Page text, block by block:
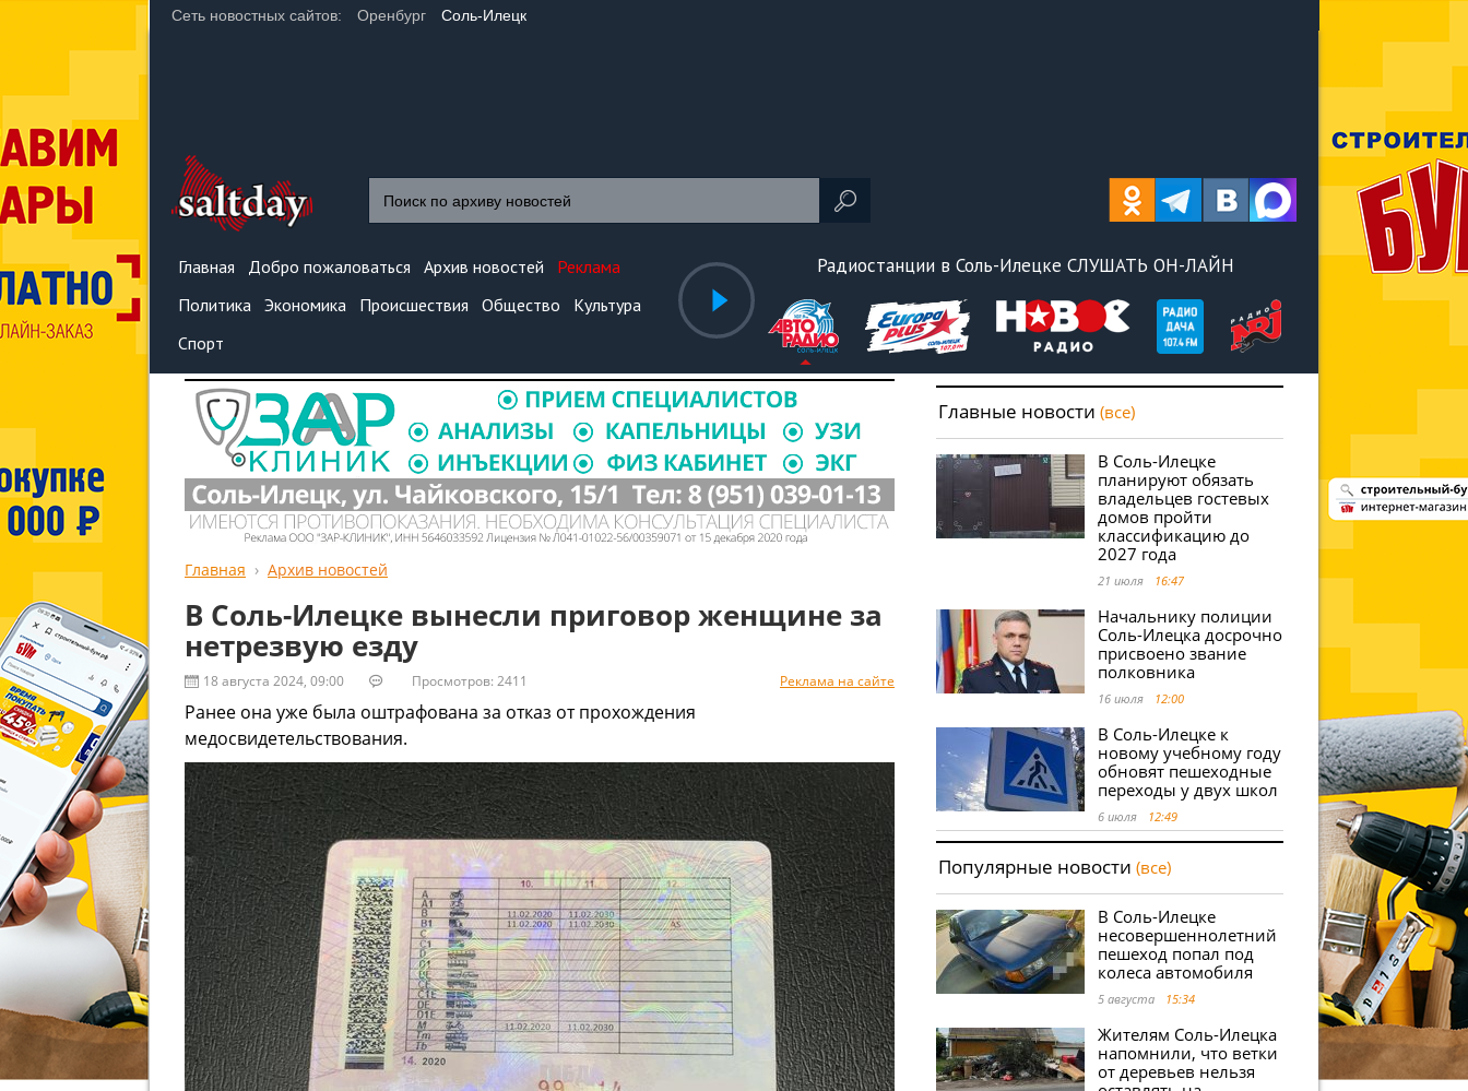
Сеть новостных сайтов: Оренбург Соль-Илецк
Главная Добро пожаловаться Архив новостей
Реклама
Политика Экономика Происшествия Общество
Культура
Спорт
Радиостанции в Соль-Илецке СЛУШАТЬ ОН-ЛАЙН
Главная Архив новостей
В Соль-Илецке вынесли приговор женщине за
нетрезвую езду
18 августа 2024, 09:00 Просмотров: 2411 Реклама на сайте
Ранее она уже была оштрафована за отказ от прохождения
медосвидетельствования.
Главные новости (все)
В Соль-Илецке
планируют обязать
владельцев гостевых
домов пройти
классификацию до
2027 года
21 июля 16:47
Начальнику полиции
Соль-Илецка досрочно
присвоено звание
полковника
16 июля 12:00
В Соль-Илецке к
новому учебному году
обновят пешеходные
переходы у двух школ
6 июля 12:49
Популярные новости (все)
В Соль-Илецке
несовершеннолетний
пешеход попал под
колеса автомобиля
5 августа 15:34
Жителям Соль-Илецка
напомнили, что ветки
от деревьев нельзя